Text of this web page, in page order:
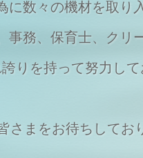
に数々の機材を取り
事務、保育士、 クリ
誇りを持って努力し
さまをお待ちしてお